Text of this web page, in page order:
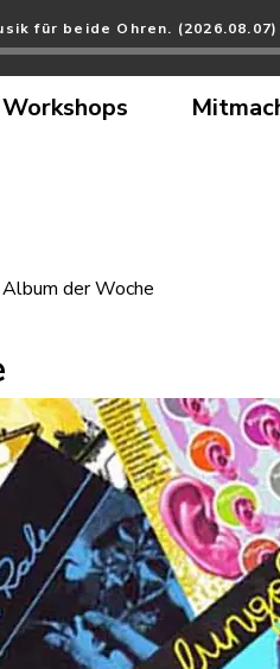
für beide Ohren. (2026.08.07)
Workshops
Album der Woche